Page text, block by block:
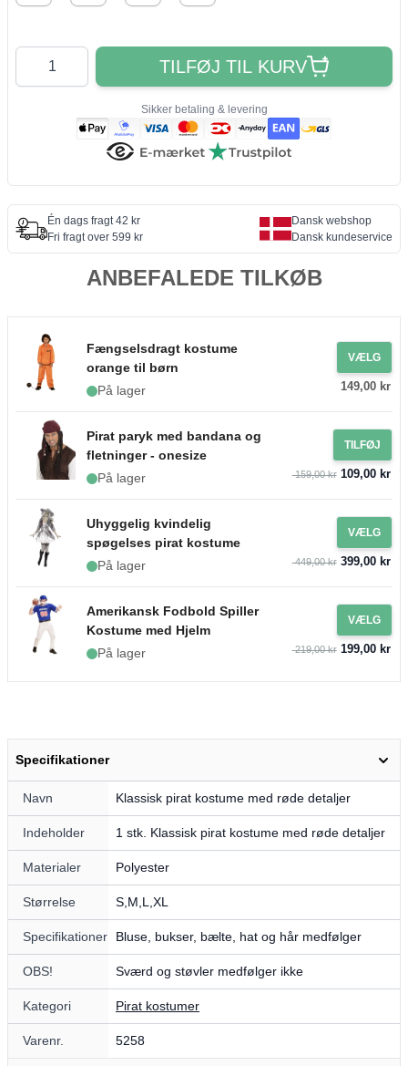
Antal
TILFØJ TIL KURV
Sikker betaling & levering
Én dags fragt 42 kr
Fri fragt over 599 kr
Dansk webshop
Dansk kundeservice
ANBEFALEDE TILKØB
Fængselsdragt kostume
orange til børn
På lager
VÆLG
149,00 kr
Pirat paryk med bandana og
fletninger - onesize
På lager
TILFØJ
159,00 kr109,00 kr
Uhyggelig kvindelig
spøgelses pirat kostume
På lager
VÆLG
449,00 kr399,00 kr
Amerikansk Fodbold Spiller
Kostume med Hjelm
På lager
VÆLG
219,00 kr199,00 kr
Specifikationer
Navn Klassisk pirat kostume med røde detaljer
Indeholder 1 stk. Klassisk pirat kostume med røde detaljer
Materialer Polyester
Størrelse S,M,L,XL
Specifikationer Bluse, bukser, bælte, hat og hår medfølger
OBS! Sværd og støvler medfølger ikke
Kategori Pirat kostumer
Varenr. 5258